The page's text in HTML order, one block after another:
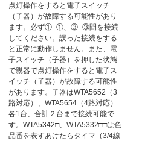
点灯操作をすると電子スイッチ
（子器）が故障する可能性があり
ます。必ず①−①、③−③間を接続
してください。誤った接続をする
と正常に動作しません。また、電
子スイッチ（子器）を押した状態
で親器で点灯操作をすると電子ス
イッチ（子器）が故障する可能性
があります。子器はWTA5652（3
路対応）、WTA5654（4路対応）
各1台、合計２台まで接続可能で
す。WTA5342□、WTA5332□□は色
品番を表すあけたらタイマ（3/4線